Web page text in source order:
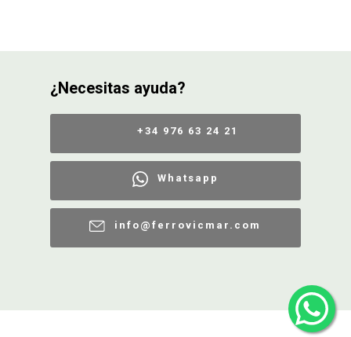
¿Necesitas ayuda?
+34 976 63 24 21
Whatsapp
info@ferrovicmar.com